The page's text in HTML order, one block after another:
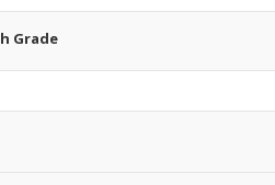
Grade